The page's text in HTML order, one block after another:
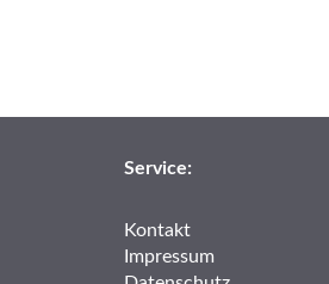
Service:
Kontakt
Impressum